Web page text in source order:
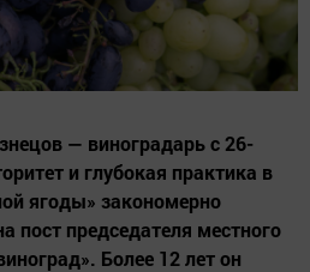
— виноградарь с 26-
и глубокая практика в
ягоды» закономерно
пост председателя местного
Более 12 лет он